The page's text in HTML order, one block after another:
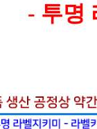
- 투명